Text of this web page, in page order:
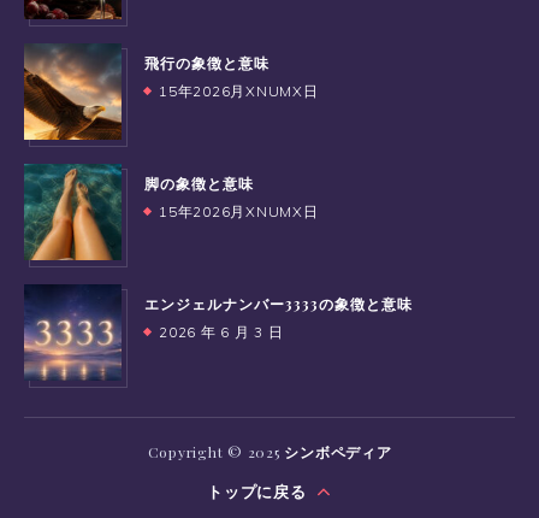
飛行の象徴と意味
15年2026月XNUMX日
脚の象徴と意味
15年2026月XNUMX日
エンジェルナンバー3333の象徴と意味
2026 年 6 月 3 日
Copyright © 2025 シンボペディア
トップに戻る